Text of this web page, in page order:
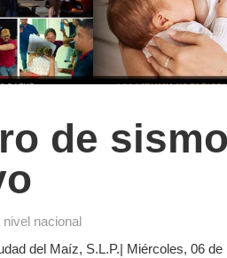
de
nacional
del Maíz, S.L.P.| Miércoles, 06 de